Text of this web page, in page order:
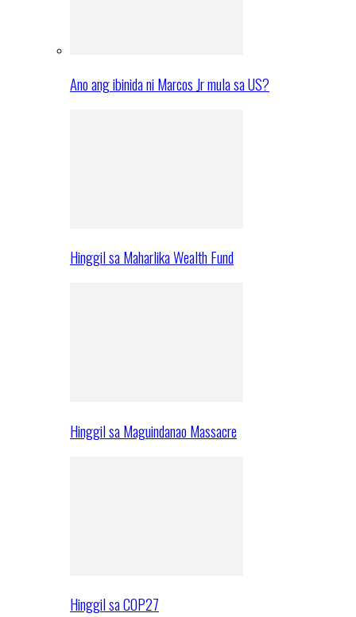
Ano ang ibinida ni Marcos Jr mula sa US?
Hinggil sa Maharlika Wealth Fund
Hinggil sa Maguindanao Massacre
Hinggil sa COP27